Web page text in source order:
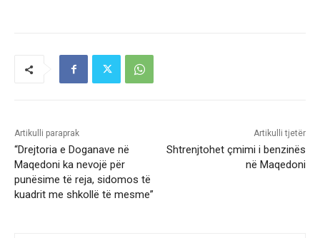
Artikulli paraprak
“Drejtoria e Doganave në
Maqedoni ka nevojë për
punësime të reja, sidomos të
kuadrit me shkollë të mesme”
Artikulli tjetër
Shtrenjtohet çmimi i benzinës
në Maqedoni